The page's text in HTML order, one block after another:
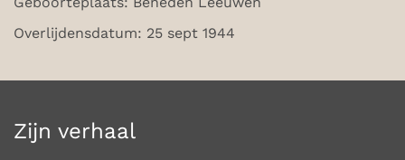
Overlijdensdatum: 25 sept 1944
Zijn verhaal